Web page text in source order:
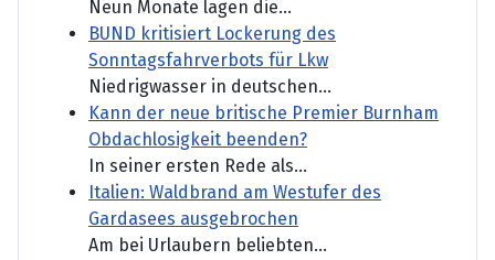
Neun Monate lagen die...
BUND kritisiert Lockerung des
Sonntagsfahrverbots für Lkw
Niedrigwasser in deutschen...
Kann der neue britische Premier Burnham
Obdachlosigkeit beenden?
In seiner ersten Rede als...
Italien: Waldbrand am Westufer des
Gardasees ausgebrochen
Am bei Urlaubern beliebten...